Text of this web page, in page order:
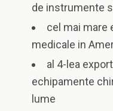
de instrumente
cel mai mare
medicale in
al 4-lea
echipamente
lume